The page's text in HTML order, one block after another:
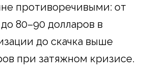
противоречивыми: от
80–90 долларов в
до скачка выше
при затяжном кризисе.